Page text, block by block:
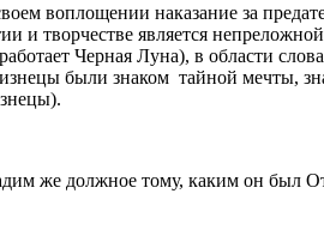
воплощении наказание за
и творчестве является
Черная Луна), в области
были знаком тайной мечты,
же должное тому, каким он был